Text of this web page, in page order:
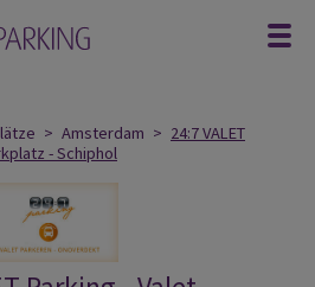
> Amsterdam > 24:7 VALET
- Schiphol